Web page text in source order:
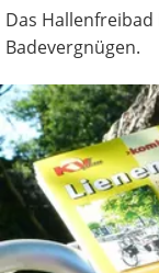
Das
Badevergnügen.